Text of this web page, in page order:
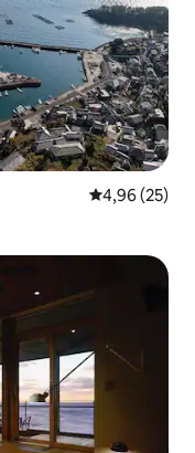
Évaluation
4,96 (25)